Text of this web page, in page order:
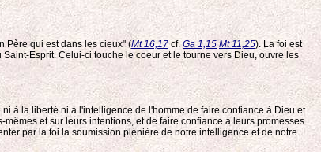
Père qui est dans les cieux" (Mt 16,17cf.Ga 1,15 Mt 11,25). La foi est
Esprit. Celui-ci touche le coeur et le tourne vers Dieu, ouvre les
à la liberté ni à l'intelligence de l'homme de faire confiance à Dieu et
et sur leurs intentions, et de faire confiance à leurs promesses
par la foi la soumission plénière de notre intelligence et de notre